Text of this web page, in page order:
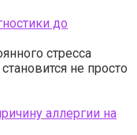
до
стресса
не просто
аллергии на